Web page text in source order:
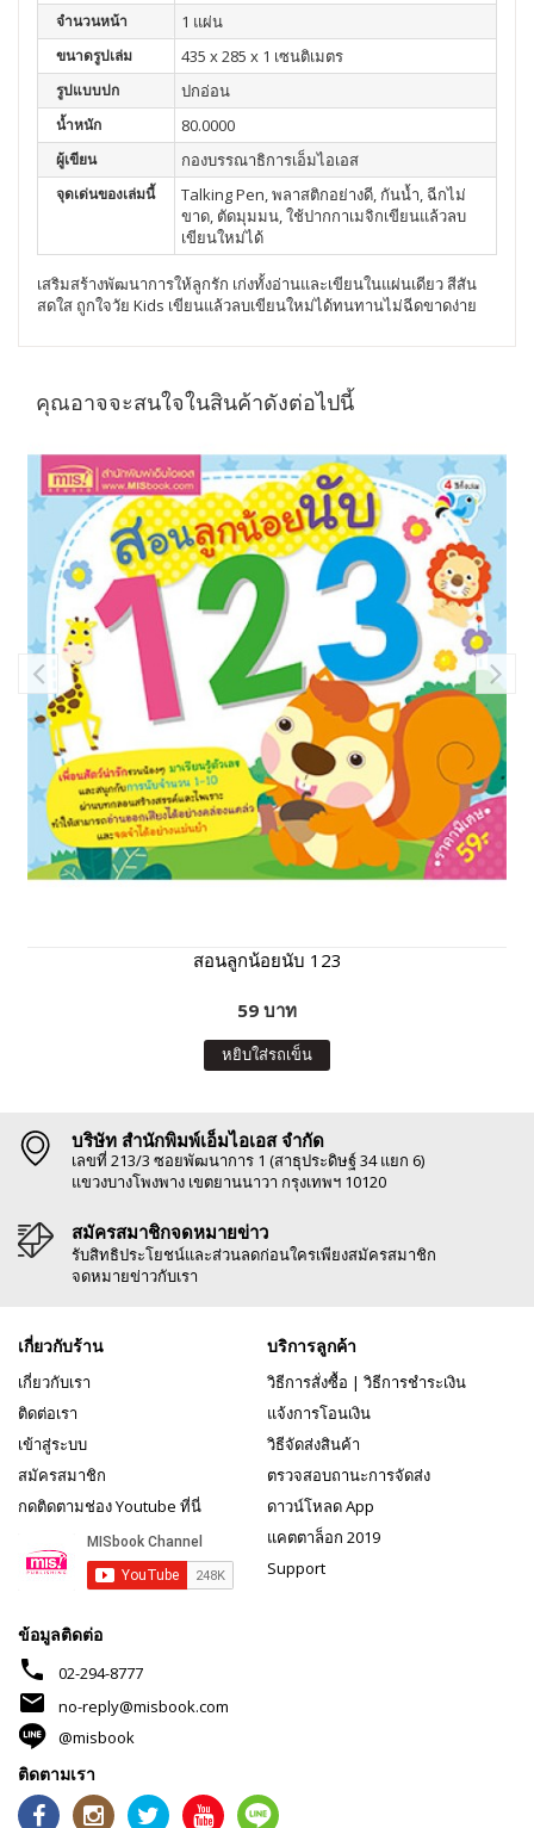
จำนวนหน้า 1 แผ่น
ขนาดรูปเล่ม 435 x 285 x 1 เซนติเมตร
รูปแบบปก ปกอ่อน
น้ำหนัก 80.0000
ผู้เขียน กองบรรณาธิการเอ็มไอเอส
จุดเด่นของเล่มนี้
Talking Pen, พลาสติกอย่างดี, กันน้ำ, ฉีกไม่
ขาด, ตัดมุมมน, ใช้ปากกาเมจิกเขียนแล้วลบ
เขียนใหม่ได้
เสริมสร้างพัฒนาการให้ลูกรัก เก่งทั้งอ่านและเขียนในแผ่นเดียว สีสัน
สดใส ถูกใจวัย Kids เขียนแล้วลบเขียนใหม่ได้ทนทานไม่ฉีดขาดง่าย
คุณอาจจะสนใจในสินค้าดังต่อไปนี้
สอนลูกน้อยนับ 123
59 บาท
หยิบใส่รถเข็น
บริษัท สำนักพิมพ์เอ็มไอเอส จำกัด
เลขที่ 213/3 ซอยพัฒนาการ 1 (สาธุประดิษฐ์ 34 แยก 6)
แขวงบางโพงพาง เขตยานนาวา กรุงเทพฯ 10120
สมัครสมาชิกจดหมายข่าว
รับสิทธิประโยชน์และส่วนลดก่อนใครเพียงสมัครสมาชิก
จดหมายข่าวกับเรา
เกี่ยวกับร้าน
เกี่ยวกับเรา
ติดต่อเรา
เข้าสู่ระบบ
สมัครสมาชิก
กดติดตามช่อง Youtube ที่นี่
บริการลูกค้า
วิธีการสั่งซื้อ | วิธีการชำระเงิน
แจ้งการโอนเงิน
วิธีจัดส่งสินค้า
ตรวจสอบถานะการจัดส่ง
ดาวน์โหลด App
แคตตาล็อก 2019
Support
ข้อมูลติดต่อ
phone 02-294-8777
mail
no-reply@misbook.com
@misbook
ติดตามเรา